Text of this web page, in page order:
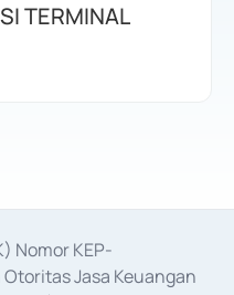
TERMINAL
Nomor KEP-
Jasa Keuangan